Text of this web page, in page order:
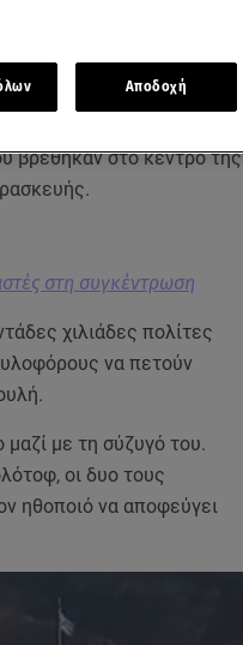
βρέθηκαν στο κέντρο της
στη συγκέντρωση
χιλιάδες πολίτες
να πετούν
με τη σύζυγό του.
οι δυο τους
ηθοποιό να αποφεύγει
Αποδοχή